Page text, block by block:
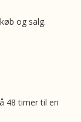
og salg.
48 timer til en